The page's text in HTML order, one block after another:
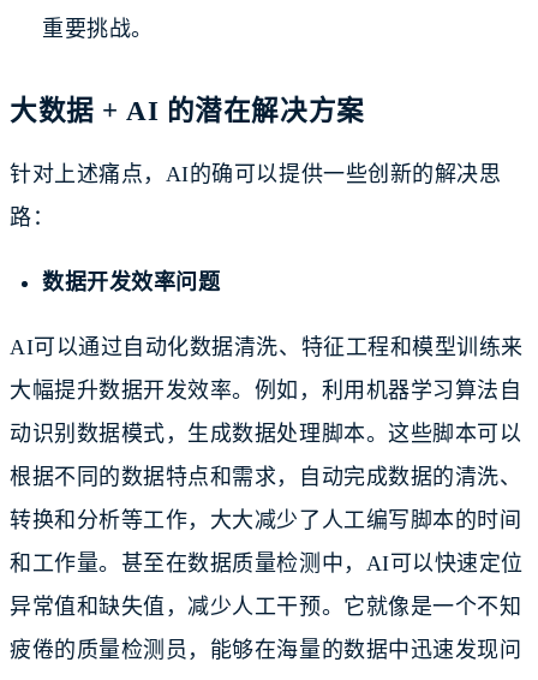
重要挑战。
大数据 + AI 的潜在解决方案
针对上述痛点，AI的确可以提供一些创新的解决思
路：
数据开发效率问题
AI可以通过自动化数据清洗、特征工程和模型训练来
大幅提升数据开发效率。例如，利用机器学习算法自
动识别数据模式，生成数据处理脚本。这些脚本可以
根据不同的数据特点和需求，自动完成数据的清洗、
转换和分析等工作，大大减少了人工编写脚本的时间
和工作量。甚至在数据质量检测中，AI可以快速定位
异常值和缺失值，减少人工干预。它就像是一个不知
疲倦的质量检测员，能够在海量的数据中迅速发现问